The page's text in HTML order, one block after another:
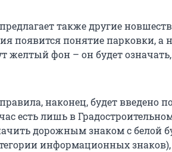
также другие
появится понятие парковки, а
желтый фон – он будет
наконец, будет введено
есть лишь в
дорожным знаком с белой
информационных